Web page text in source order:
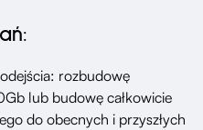
rozbudowę
lub budowę całkowicie
do obecnych i przyszłych